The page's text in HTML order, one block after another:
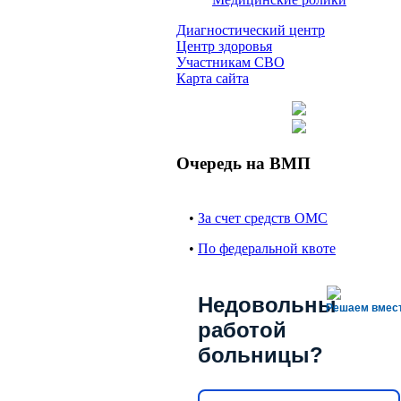
Диагностический центр
Центр здоровья
Участникам СВО
Карта сайта
Очередь на ВМП
• За счет средств ОМС
• По федеральной квоте
Решаем
Недовольны
работой
больницы?